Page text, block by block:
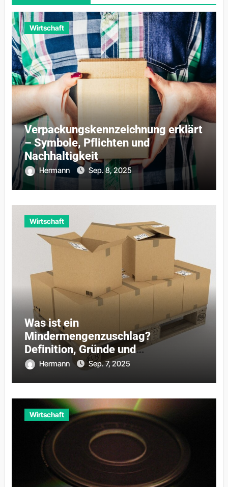
Wirtschaft
Verpackungskennzeichnung erklärt
– Symbole, Pflichten und
Nachhaltigkeit
Hermann Sep. 8, 2025
Wirtschaft
Was ist ein
Mindermengenzuschlag?
Definition, Gründe und
Praxisbeispiele
Hermann Sep. 7, 2025
Wirtschaft